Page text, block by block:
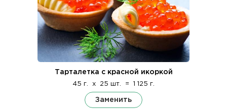
Тарталетка с красной икоркой
45 г. x 25 шт. = 1 125 г.
Заменить